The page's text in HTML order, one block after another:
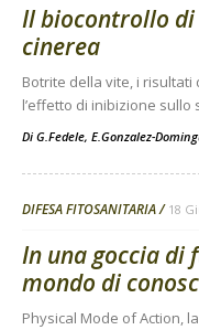
Il biocontrollo
cinerea
Botrite della vite, i
l’effetto di inibizione
Di G.Fedele, E.Gonzalez-
DIFESA FITOSANITARIA 18
In una goccia di
mondo di
Physical Mode of Action,